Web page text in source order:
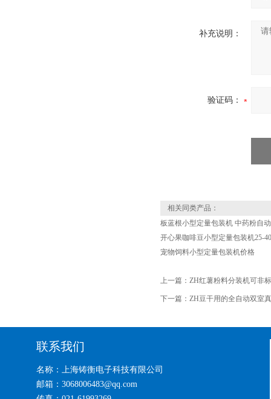
补充说明：
验证码：
相关同类产品：
板蓝根小型定量包装机 中药粉自
开心果咖啡豆小型定量包装机25-
宠物饲料小型定量包装机价格
上一篇： ZH红薯粉料分装机可非
下一篇： ZH豆干用的全自动双室
联系我们
名称：上海铸衡电子科技有限公司
邮箱：3068006483@qq.com